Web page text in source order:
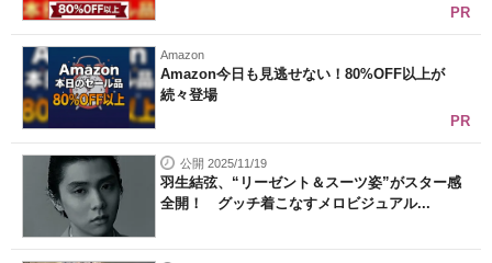
PR
Amazon
Amazon今日も見逃せない！80%OFF以上が
続々登場
PR
公開 2025/11/19
羽生結弦、“リーゼント＆スーツ姿”がスター感
全開！ グッチ着こなすメロビジュアル...